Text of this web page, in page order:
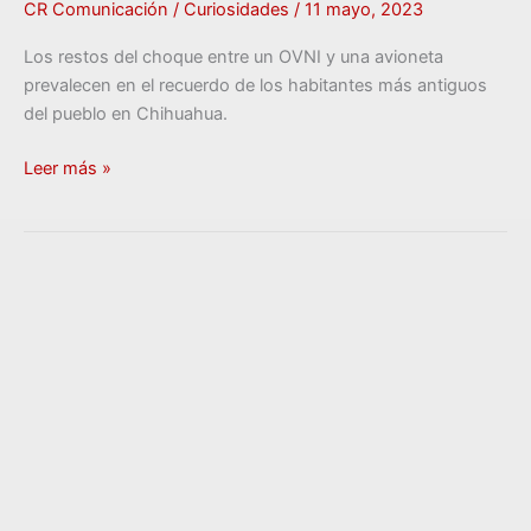
CR Comunicación / Curiosidades / 11 mayo, 2023
Los restos del choque entre un OVNI y una avioneta
prevalecen en el recuerdo de los habitantes más antiguos
del pueblo en Chihuahua.
Leer más »